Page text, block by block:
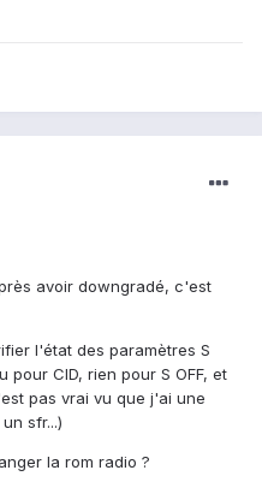
avoir downgradé, c'est
l'état des paramètres S
pour CID, rien pour S OFF, et
pas vrai vu que j'ai une
sfr...)
la rom radio ?